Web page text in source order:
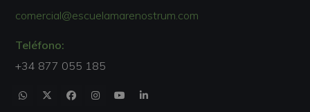
comercial@escuelamarenostrum.com
Teléfono:
+34 877 055 185